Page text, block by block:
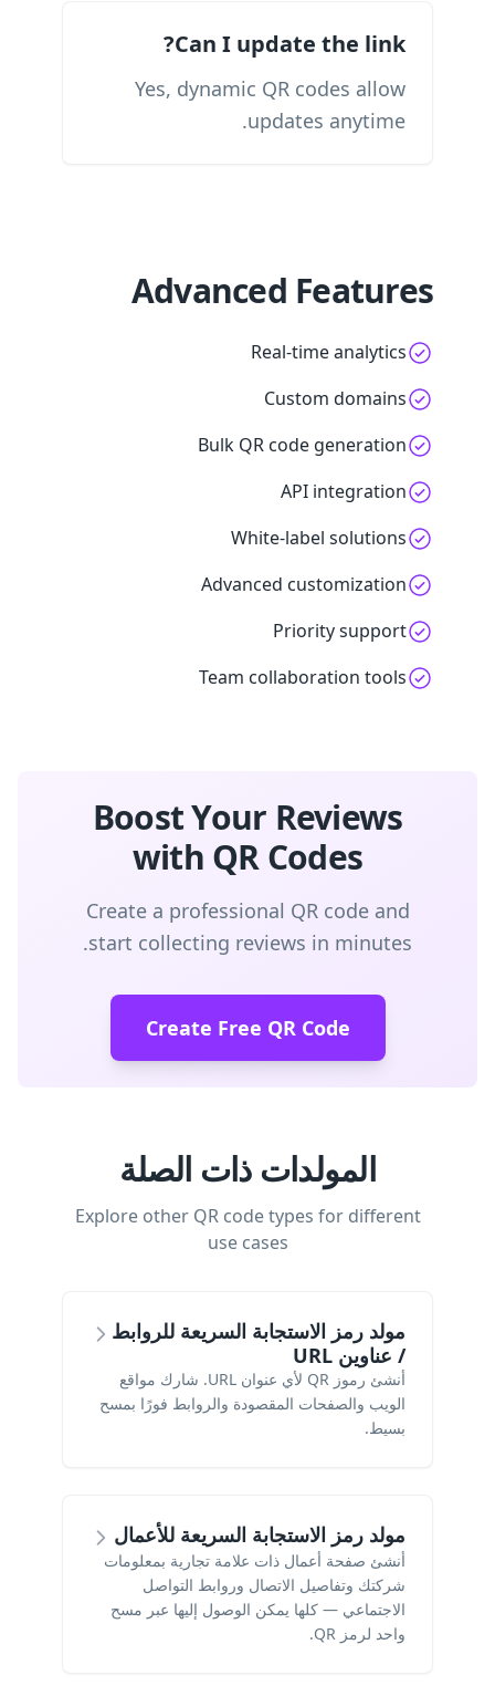
Can I update the link?
Yes, dynamic QR codes allow
updates anytime.
Advanced Features
Real-time analytics
Custom domains
Bulk QR code generation
API integration
White-label solutions
Advanced customization
Priority support
Team collaboration tools
Boost Your Reviews
with QR Codes
Create a professional QR code and
start collecting reviews in minutes.
Create Free QR Code
المولدات ذات الصلة
Explore other QR code types for different
use cases
مولد رمز الاستجابة السريعة للروابط
/ عناوين URL
أنشئ رموز QR لأي عنوان URL. شارك مواقع
الويب والصفحات المقصودة والروابط فورًا بمسح
بسيط.
مولد رمز الاستجابة السريعة للأعمال
أنشئ صفحة أعمال ذات علامة تجارية بمعلومات
شركتك وتفاصيل الاتصال وروابط التواصل
الاجتماعي — كلها يمكن الوصول إليها عبر مسح
واحد لرمز QR.